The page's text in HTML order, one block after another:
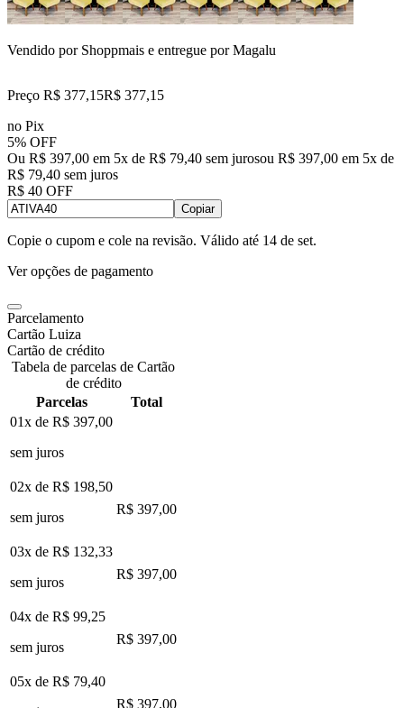
Vendido por Shoppmais e entregue por Magalu
Preço R$ 377,15R$ 377,15
no Pix
5% OFF
Ou R$ 397,00 em 5x de R$ 79,40 sem jurosou R$ 397,00 em 5x de
R$ 79,40 sem juros
R$ 40 OFF
Copiar
Copie o cupom e cole na revisão. Válido até 14 de set.
Ver opções de pagamento
Parcelamento
Cartão Luiza
Cartão de crédito
Tabela de parcelas de Cartão
de crédito
Parcelas
Total
01x de R$ 397,00
sem juros
02x de R$ 198,50
sem juros
R$ 397,00
03x de R$ 132,33
sem juros
R$ 397,00
04x de R$ 99,25
sem juros
R$ 397,00
05x de R$ 79,40
R$ 397,00